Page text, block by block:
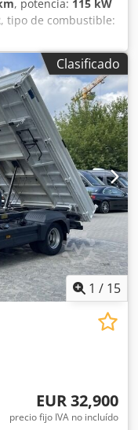
, potencia: 115 kW
, tipo de combustible:
Euro 5, longitud
del espacio de
carga: 2,300 mm,
de cambios
Dfj Am
* Plataforma
kg ---- Número
el derecho a
Clasificado
1 / 15
EUR 32,900
precio fijo IVA no incluído